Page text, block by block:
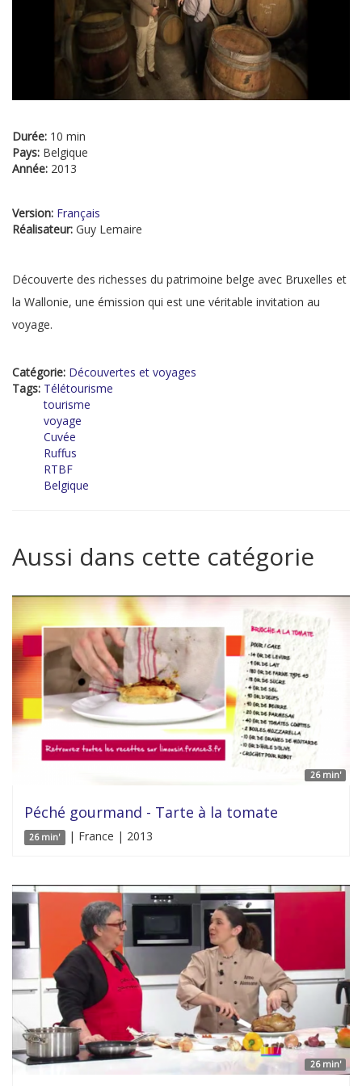
Durée: 10 min
Pays: Belgique
Année: 2013
Version: Français
Réalisateur: Guy Lemaire
Découverte des richesses du patrimoine belge avec Bruxelles et
la Wallonie, une émission qui est une véritable invitation au
voyage.
Catégorie: Découvertes et voyages
Tags: Télétourisme
tourisme
voyage
Cuvée
Ruffus
RTBF
Belgique
Aussi dans cette catégorie
26 min'
Péché gourmand - Tarte à la tomate
26 min' | France | 2013
26 min'